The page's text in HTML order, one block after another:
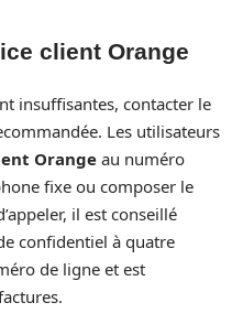
client Orange
insuffisantes, contacter le
Les utilisateurs
Orange au numéro
fixe ou composer le
il est conseillé
confidentiel à quatre
de ligne et est